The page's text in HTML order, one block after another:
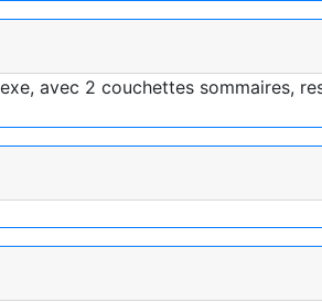
avec 2 couchettes sommaires,